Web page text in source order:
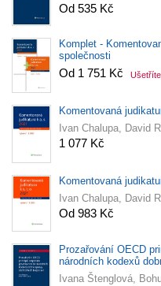
Od 535 Kč
Komplet -
společnosti
Od 1 751 Kč
Komentovaná
Ivan Chalupa, David
1 077 Kč
Komentovaná
Ivan Chalupa, David
Od 983 Kč
Prozařování OECD
národních kodexů
Ivana Štenglová,